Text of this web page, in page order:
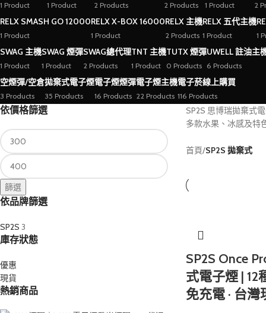
1 Product 1 Product 2 Products 2 Products 1 Product 2
RELX SMASH GO 12000
1 Product
RELX X-BOX 16000
1 Product
RELX 主機
2 Products
RELX 五代主機
1 Product 1
SWAG 主機
1 Product
SWAG 煙彈
1 Product
SWAG總代理
2 Products
TNT 主機
1 Product
TUTX 煙彈
0 Products
UWELL 註油主
6 Products
空煙彈/空倉
3 Products
拋棄式電子煙
35 Products
電子煙煙彈
16 Products
電子煙主機
22 Products
電子菸線上購買
116 Products
依價格篩選
篩選
依品牌篩選
SP2S 3
庫存狀態
優惠
現貨
熱銷商品
SP2S 思博瑞拋棄式
多款水果、冰感及特
首頁/SP2S 拋棄式
SP2S Once
式電子煙 | 12
免充電 · 台灣